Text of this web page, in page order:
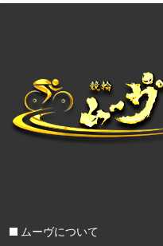
ムーヴについて